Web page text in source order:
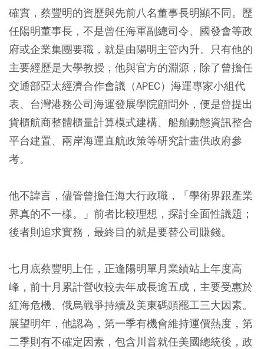
確實，蔡豐明的資歷與先前八名董事長明顯不同。歷
任陽明董事長，不是曾任海軍副總司令、國發會等政
府或企業集團要職，就是由陽明主管內升。只有他的
主要經歷是大學教授，他與官方的淵源，除了曾擔任
交通部亞太經濟合作會議（APEC）海運專家小組代
表、台灣港務公司海運發展學院顧問外，便是曾提出
貨櫃航商整體櫃量計算模式建構、船舶動態資訊整合
平台建置、兩岸海運直航政策等研究計畫供政府參
考。
他不諱言，儘管曾擔任海大行政職，「學術界跟產業
界真的不一樣。」前者比較理想，探討全面性議題；
後者則追求實務，最終目的就是要替公司賺錢。
七月底蔡豐明上任，正逢陽明單月業績站上年度高
峰，前十月累計營收較去年成長逾五成，主要受惠於
紅海危機、俄烏戰爭持續及美東碼頭罷工三大因素。
展望明年，他認為，第一季有機會維持運價熱度，第
二季則有不確定因素，包含川普就任美國總統後，政